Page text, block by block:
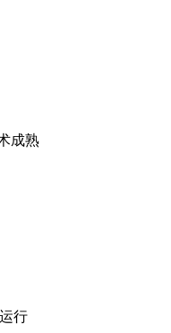
成熟
行